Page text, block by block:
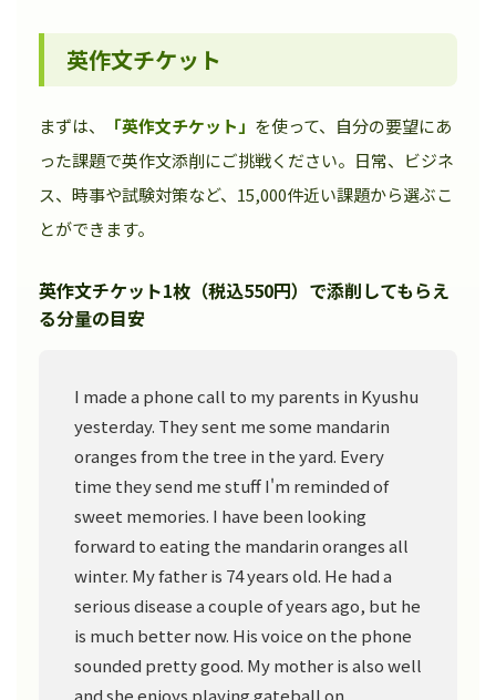
英作文チケット
まずは、 「英作文チケット」 を使って、自分の要望にあ
った課題で英作文添削にご挑戦ください。日常、ビジネ
ス、時事や試験対策など、15,000件近い課題から選ぶこ
とができます。
英作文チケット1枚（税込550円）で添削してもらえ
る分量の目安
I made a phone call to my parents in Kyushu
yesterday. They sent me some mandarin
oranges from the tree in the yard. Every
time they send me stuff I'm reminded of
sweet memories. I have been looking
forward to eating the mandarin oranges all
winter. My father is 74 years old. He had a
serious disease a couple of years ago, but he
is much better now. His voice on the phone
sounded pretty good. My mother is also well